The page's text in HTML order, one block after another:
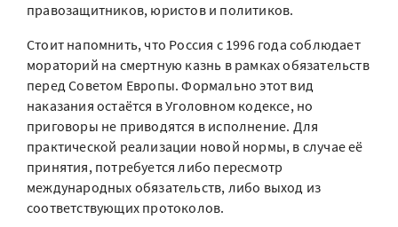
правозащитников, юристов и политиков.
Стоит напомнить, что Россия с 1996 года соблюдает
мораторий на смертную казнь в рамках обязательств
перед Советом Европы. Формально этот вид
наказания остаётся в Уголовном кодексе, но
приговоры не приводятся в исполнение. Для
практической реализации новой нормы, в случае её
принятия, потребуется либо пересмотр
международных обязательств, либо выход из
соответствующих протоколов.